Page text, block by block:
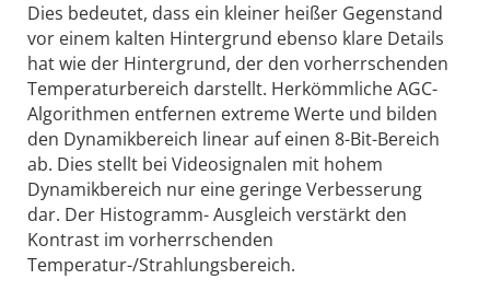
Dies bedeutet, dass ein kleiner heißer Gegenstand
vor einem kalten Hintergrund ebenso klare Details
hat wie der Hintergrund, der den vorherrschenden
Temperaturbereich darstellt. Herkömmliche AGC-
Algorithmen entfernen extreme Werte und bilden
den Dynamikbereich linear auf einen 8-Bit-Bereich
ab. Dies stellt bei Videosignalen mit hohem
Dynamikbereich nur eine geringe Verbesserung
dar. Der Histogramm- Ausgleich verstärkt den
Kontrast im vorherrschenden
Temperatur-/Strahlungsbereich.